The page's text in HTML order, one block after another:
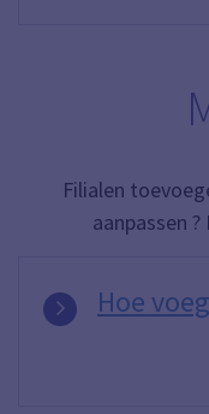
Filialen
aanpassen
Hoe